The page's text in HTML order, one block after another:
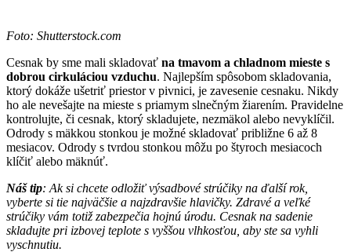
Foto: Shutterstock.com
Cesnak by sme mali skladovať na tmavom a chladnom mieste s
dobrou cirkuláciou vzduchu. Najlepším spôsobom skladovania,
ktorý dokáže ušetriť priestor v pivnici, je zavesenie cesnaku. Nikdy
ho ale nevešajte na mieste s priamym slnečným žiarením. Pravidelne
kontrolujte, či cesnak, ktorý skladujete, nezmäkol alebo nevyklíčil.
Odrody s mäkkou stonkou je možné skladovať približne 6 až 8
mesiacov. Odrody s tvrdou stonkou môžu po štyroch mesiacoch
klíčiť alebo mäknúť.
Náš tip: Ak si chcete odložiť výsadbové strúčiky na ďalší rok,
vyberte si tie najväčšie a najzdravšie hlavičky. Zdravé a veľké
strúčiky vám totiž zabezpečia hojnú úrodu. Cesnak na sadenie
skladujte pri izbovej teplote s vyššou vlhkosťou, aby ste sa vyhli
vyschnutiu.